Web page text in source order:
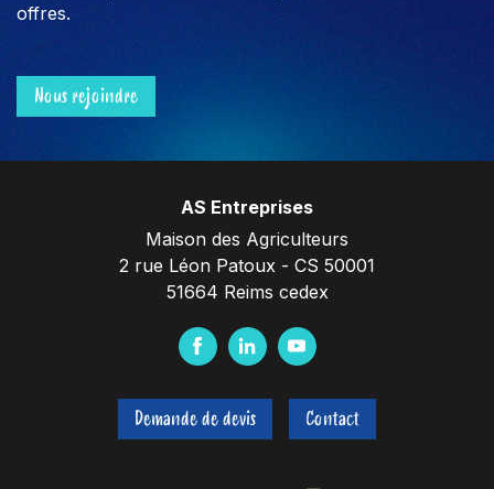
offres.
Nous rejoindre
AS Entreprises
Maison des Agriculteurs
2 rue Léon Patoux - CS 50001
51664 Reims cedex
F
c
e
L
n
k
Y
u
t
Demande de devis Contact